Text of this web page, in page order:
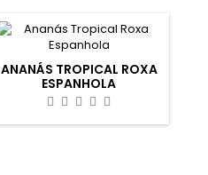
ANANÁS TROPICAL ROXA
ESPANHOLA